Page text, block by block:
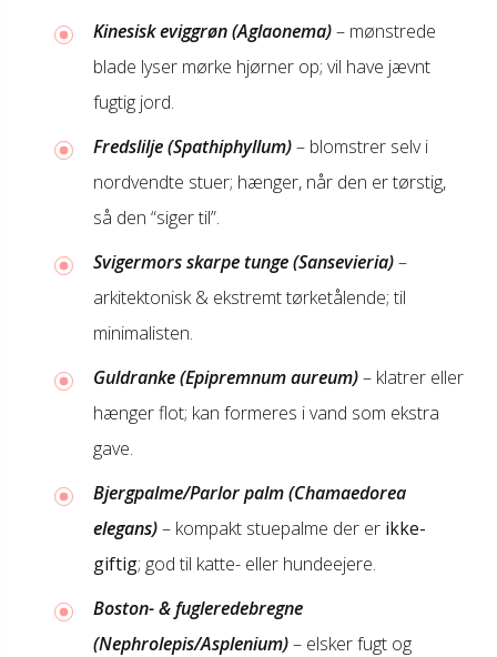
Kinesisk eviggrøn (Aglaonema)– mønstrede
blade lyser mørke hjørner op; vil have jævnt
fugtig jord.
Fredslilje (Spathiphyllum)– blomstrer selv i
nordvendte stuer; hænger, når den er tørstig,
så den “siger til”.
Svigermors skarpe tunge (Sansevieria)–
arkitektonisk & ekstremt tørketålende; til
minimalisten.
Guldranke (Epipremnum aureum)– klatrer eller
hænger flot; kan formeres i vand som ekstra
gave.
Bjergpalme/Parlor palm (Chamaedorea
elegans)– kompakt stuepalme der er ikke-
giftig; god til katte- eller hundeejere.
Boston- & fugleredebregne
(Nephrolepis/Asplenium)– elsker fugt og